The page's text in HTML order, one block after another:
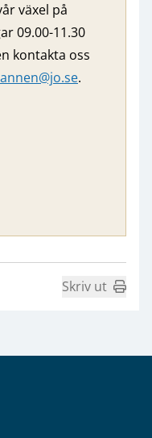
växel på
09.00-11.30
kontakta oss
.
Skriv ut